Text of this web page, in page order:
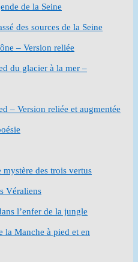
de la Seine
des sources de la Seine
– Version reliée
du glacier à la mer –
– Version reliée et augmentée
mystère des trois vertus
Véraliens
l’enfer de la jungle
la Manche à pied et en